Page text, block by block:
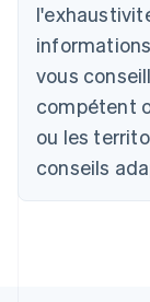
vous
compétent
ou les
conseils
Belgique
Nederlands
Brésil
Português
Bulgarie
English
English
Chine